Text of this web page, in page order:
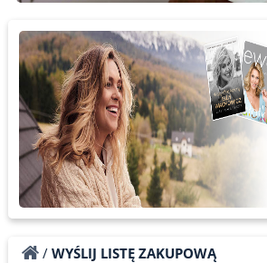
/ WYŚLIJ LISTĘ ZAKUPOWĄ